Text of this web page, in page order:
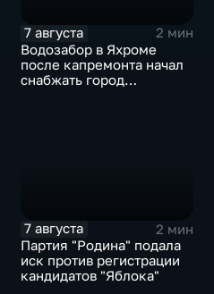
7 августа
2 мин
Водозабор в Яхроме
после капремонта начал
снабжать город
7 августа
2 мин
Партия "Родина" подала
иск против регистрации
кандидатов "Яблока"